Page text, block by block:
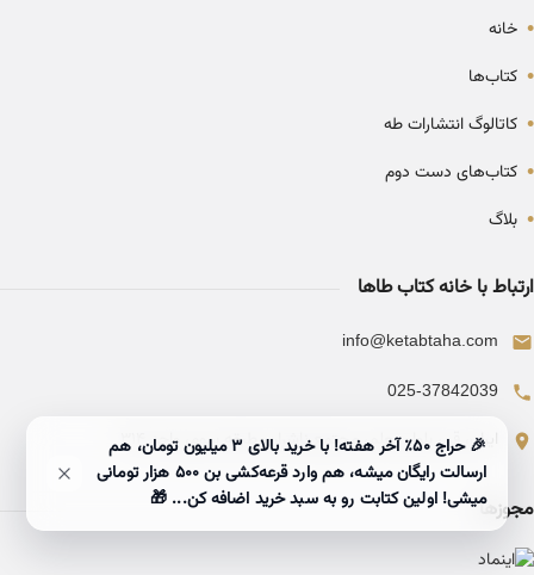
• خانه
• کتاب‌ها
• کاتالوگ انتشارات طه
• کتاب‌های دست دوم
• بلاگ
ارتباط با خانه کتاب طاها
info@ketabtaha.com
025-37842039
ایران، قم، بلوار معلم، مجتمع ناشران، طبقه سوم، واحد ۳۱۴
مجوزها
🎉 حراج ۵۰٪ آخر هفته! با خرید بالای 3 میلیون تومان، هم
ارسالت رایگان میشه، هم وارد قرعه‌کشی بن ۵۰۰ هزار تومانی
میشی! اولین کتابت رو به سبد خرید اضافه کن... 🎁